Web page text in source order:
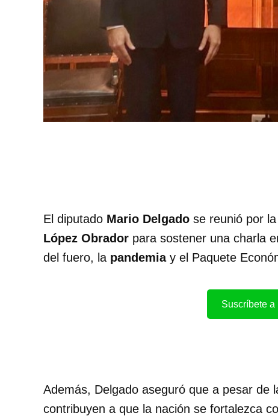
El diputado Mario Delgado se reunió por
López Obrador para sostener una charla
del fuero, la pandemiay el Paquete
Suscríbete a
Además, Delgado aseguró que a pesar de
contribuyen a que la nación se fortalezca